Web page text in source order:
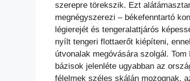
szerepre törekszik. Ezt
megnégyszerezi – békefenntartó
légierejét és tengeralattjárós
nyílt tengeri flottaerőt kiépíteni,
útvonalak megóvására szolgál.
bázisok jelenléte ugyabban az
félelmek széles skálán mozognak,